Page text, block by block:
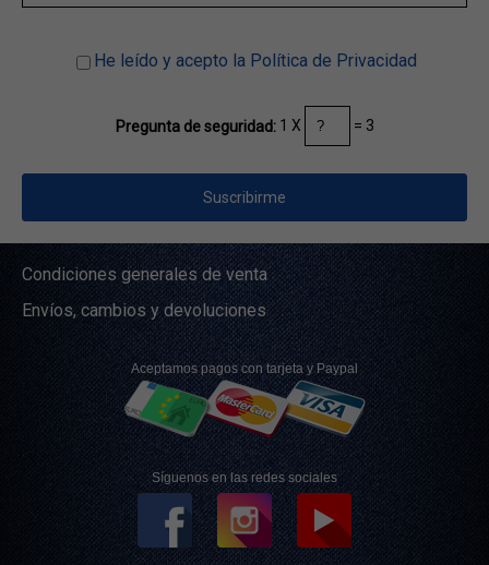
He leído y acepto la Política de Privacidad
Pregunta de seguridad: 1 X = 3
Condiciones generales de venta
Envíos, cambios y devoluciones
Aceptamos pagos con tarjeta y Paypal
Síguenos en las redes sociales